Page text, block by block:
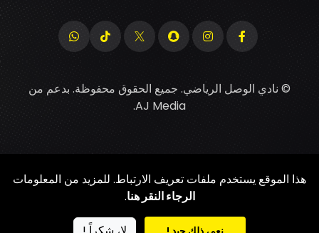
© نادي الوصل الرياضي. جميع الحقوق محفوظة. بدعم من
AJ Media
.
هذا الموقع يستخدم ملفات تعريف الارتباط. للمزيد من المعلومات
الرجاء النقر هنا.